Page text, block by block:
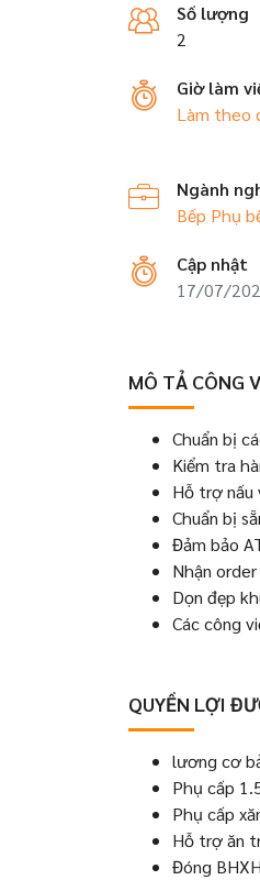
Số lượng
2
Giờ làm
Làm theo
Ngành
Bếp Phụ
Cập nhật
17/07/
MÔ TẢ CÔNG
Chuẩn bị
Kiểm tra
Hỗ trợ nấu
Chuẩn bị
Đảm bảo
Nhận
Dọn đẹp
Các công
QUYỀN LỢI
lương cơ
Phụ cấp
Phụ cấp
Hỗ trợ ăn
Đóng